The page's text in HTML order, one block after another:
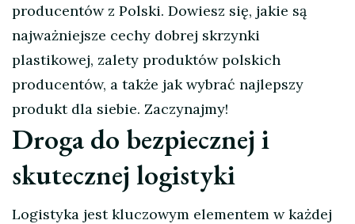
producentów z Polski. Dowiesz się, jakie są
najważniejsze cechy dobrej skrzynki
plastikowej, zalety produktów polskich
producentów, a także jak wybrać najlepszy
produkt dla siebie. Zaczynajmy!
Droga do bezpiecznej i
skutecznej logistyki
Logistyka jest kluczowym elementem w każdej